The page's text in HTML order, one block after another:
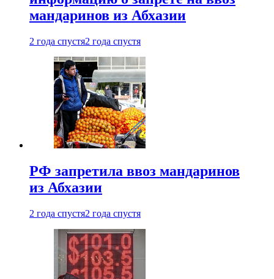
мандаринов из Абхазии
2 года спустя2 года спустя
РФ запретила ввоз мандаринов
из Абхазии
2 года спустя2 года спустя